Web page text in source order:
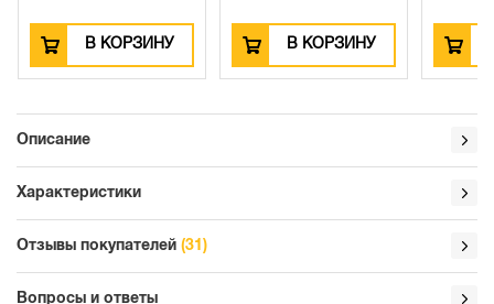
В КОРЗИНУ В КОРЗИНУ
Описание
Характеристики
Отзывы покупателей (31)
Вопросы и ответы